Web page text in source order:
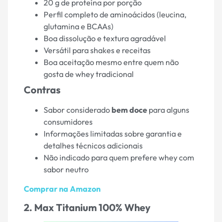
20 g de proteína por porção
Perfil completo de aminoácidos (leucina,
glutamina e BCAAs)
Boa dissolução e textura agradável
Versátil para shakes e receitas
Boa aceitação mesmo entre quem não
gosta de whey tradicional
Contras
Sabor consideradobem doce para alguns
consumidores
Informações limitadas sobre garantia e
detalhes técnicos adicionais
Não indicado para quem prefere whey com
sabor neutro
Comprar na Amazon
2. Max Titanium 100% Whey